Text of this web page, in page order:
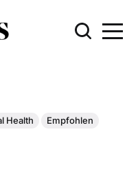
Health Empfohlen